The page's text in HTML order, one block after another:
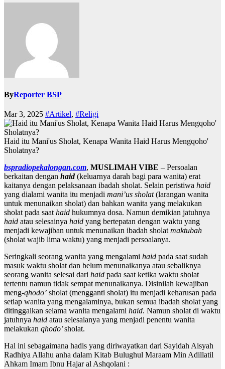
ByReporter BSP
Mar 3, 2025 #Artikel, #Religi
Haid itu Mani'us Sholat, Kenapa Wanita Haid Harus Mengqoho'
Sholatnya?
bspradiopekalongan.com, MUSLIMAH VIBE – Persoalan
berkaitan dengan haid (keluarnya darah bagi para wanita) erat
kaitanya dengan pelaksanaan ibadah sholat. Selain peristiwa haid
yang dialami wanita itu menjadi mani’us sholat(larangan wanita
untuk menunaikan sholat) dan bahkan wanita yang melakukan
sholat pada saathaid hukumnya dosa. Namun demikian jatuhnya
haid atau selesainya haid yang bertepatan dengan waktu yang
menjadi kewajiban untuk menunaikan ibadah sholatmaktubah
(sholat wajib lima waktu) yang menjadi persoalanya.
Seringkali seorang wanita yang mengalami haid pada saat sudah
masuk waktu sholat dan belum menunaikanya atau sebaliknya
seorang wanita selesai dari haid pada saat ketika waktu sholat
tertentu namun tidak sempat menunaikanya. Disinilah kewajiban
meng-qhodo’ sholat (mengganti sholat) itu menjadi keharusan pada
setiap wanita yang mengalaminya, bukan semua ibadah sholat yang
ditinggalkan selama wanita mengalami haid. Namun sholat di waktu
jatuhnya haid atau selesaianya yang menjadi penentu wanita
melakukan qhodo’sholat.
Hal ini sebagaimana hadis yang diriwayatkan dari Sayidah Aisyah
Radhiya Allahu anha dalam Kitab Bulughul Maraam Min Adillatil
Ahkam Imam Ibnu Hajar al Ashqolani :